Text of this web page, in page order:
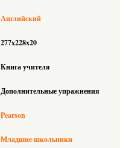
Английский
277x228x20
Книга учителя
Дополнительные упражнения
Pearson
Младшие школьники